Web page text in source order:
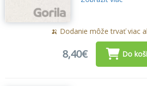
🍌 Dodanie môže trvať viac
8,40€ Do